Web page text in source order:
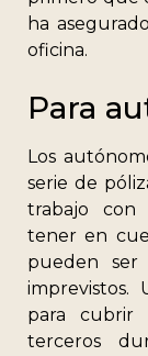
ha
oficina.
Para
Los
serie de
trabajo con
tener en
pueden
imprevistos.
para cubrir
terceros